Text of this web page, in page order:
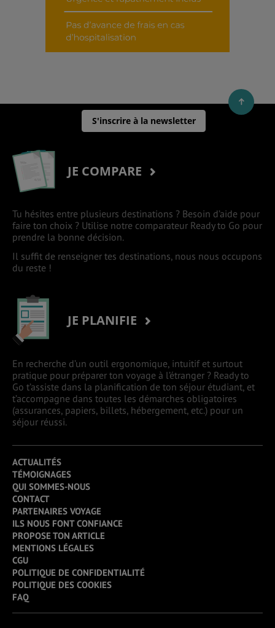
S'inscrire à la newsletter
JE COMPARE
Tu hésites entre plusieurs destinations ? Besoin d’aide pour
faire ton choix ? Utilise notre comparateur Ready to Go pour
prendre la bonne décision.
Il suffit de renseigner tes destinations, nous nous occupons
du reste !
JE PLANIFIE
En recherche d’un outil ergonomique, intuitif et surtout
pratique pour préparer ton voyage à l’étranger ? Ready to
Go t’assiste dans la planification de ton séjour étudiant, et
t’accompagne dans toutes les démarches obligatoires
(assurances, papiers, billets, hébergement, etc.) pour un
séjour réussi.
ACTUALITÉS
TÉMOIGNAGES
QUI SOMMES-NOUS
CONTACT
PARTENAIRES VOYAGE
ILS NOUS FONT CONFIANCE
PROPOSE TON ARTICLE
MENTIONS LÉGALES
CGU
POLITIQUE DE CONFIDENTIALITÉ
POLITIQUE DES COOKIES
FAQ